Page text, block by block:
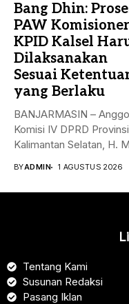
Bang Dhin:
PAW Komisioner
KPID Kalsel
Dilaksanakan
Sesuai
yang Berlaku
BANJARMASIN –
Komisi IV DPRD Provinsi
Kalimantan Selatan, H.
BYADMIN 1 AGUSTUS 2026
Tentang Kami
Susunan Redaksi
Pasang Iklan